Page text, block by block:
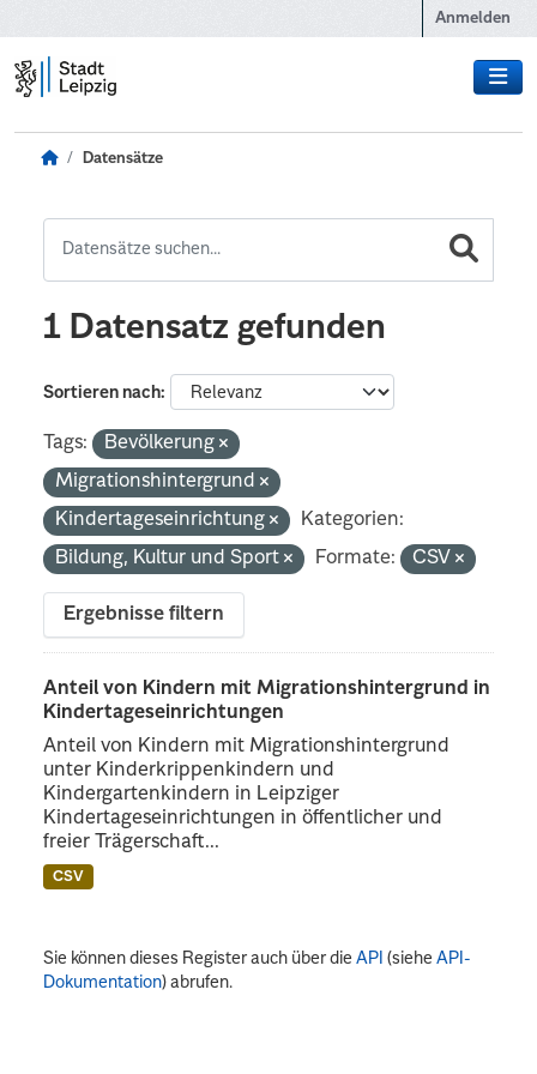
Anmelden
Datensätze
1 Datensatz gefunden
Sortieren nach
Tags:
Bevölkerung
Migrationshintergrund
Kindertageseinrichtung
Kategorien:
Bildung, Kultur und Sport
Formate: CSV
Ergebnisse filtern
Anteil von Kindern mit Migrationshintergrund in
Kindertageseinrichtungen
Anteil von Kindern mit Migrationshintergrund
unter Kinderkrippenkindern und
Kindergartenkindern in Leipziger
Kindertageseinrichtungen in öffentlicher und
freier Trägerschaft...
CSV
Sie können dieses Register auch über dieAPI (sieheAPI-
Dokumentation) abrufen.